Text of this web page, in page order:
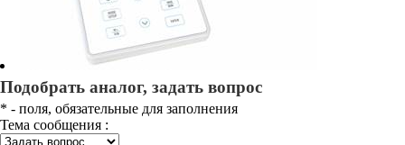
Подобрать аналог, задать вопрос
* - поля, обязательные для заполнения
Тема сообщения :